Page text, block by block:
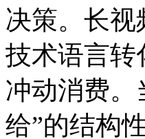
决策。长
技术语言转
冲动消费。
给”的结构